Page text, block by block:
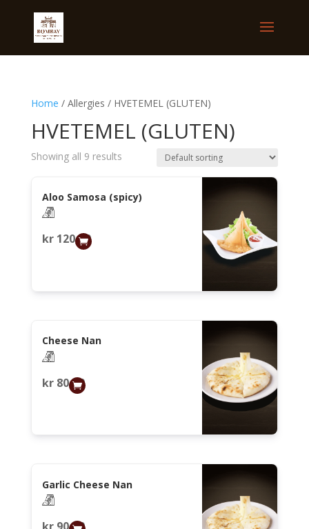
Home / Allergies / HVETEMEL (GLUTEN)
HVETEMEL (GLUTEN)
Showing all 9 results
Aloo Samosa (spicy)
kr120,00
Cheese Nan
kr80,00
Garlic Cheese Nan